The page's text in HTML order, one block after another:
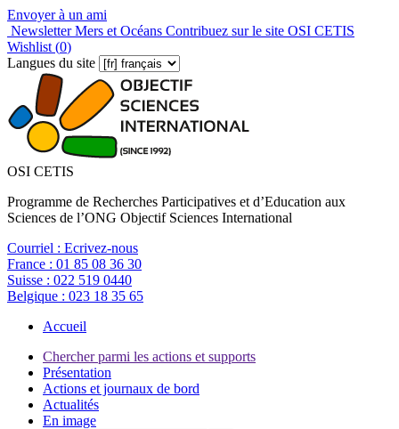
Envoyer à un ami
Newsletter Mers et Océans Contribuez sur le site OSI CETIS
Wishlist (0)
Langues du site
OSI CETIS
Programme de Recherches Participatives et d’Education aux
Sciences de l’ONG Objectif Sciences International
Courriel : Ecrivez-nous
France : 01 85 08 36 30
Suisse : 022 519 0440
Belgique : 023 18 35 65
Accueil
Chercher parmi les actions et supports
Présentation
Actions et journaux de bord
Actualités
En image